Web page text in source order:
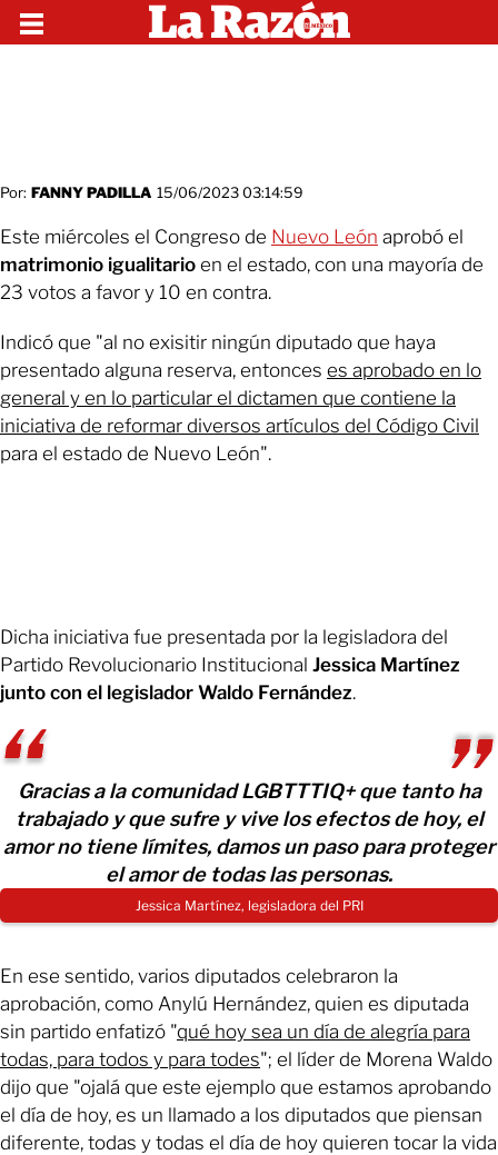
Por: FANNY PADILLA 15/06/2023 03:14:59
Este miércoles el Congreso de Nuevo León aprobó el
matrimonio igualitario en el estado, con una mayoría de
23 votos a favor y 10 en contra.
Indicó que "al no exisitir ningún diputado que haya
presentado alguna reserva, entonces es aprobado en lo
general y en lo particular el dictamen que contiene la
iniciativa de reformar diversos artículos del Código Civil
para el estado de Nuevo León".
Dicha iniciativa fue presentada por la legisladora del
Partido Revolucionario Institucional Jessica Martínez
junto con el legislador Waldo Fernández.
Gracias a la comunidad LGBTTTIQ+ que tanto ha
trabajado y que sufre y vive los efectos de hoy, el
amor no tiene límites, damos un paso para proteger
el amor de todas las personas.
Jessica Martínez, legisladora del PRI
En ese sentido, varios diputados celebraron la
aprobación, como Anylú Hernández, quien es diputada
sin partido enfatizó "qué hoy sea un día de alegría para
todas, para todos y para todes"; el líder de Morena Waldo
dijo que "ojalá que este ejemplo que estamos aprobando
el día de hoy, es un llamado a los diputados que piensan
diferente, todas y todas el día de hoy quieren tocar la vida